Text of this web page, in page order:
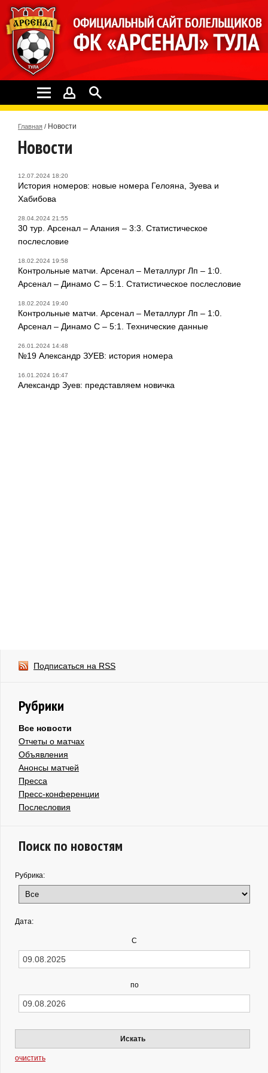
Главная / Новости
Новости
12.07.2024 18:20
История номеров: новые номера Гелояна, Зуева и
Хабибова
28.04.2024 21:55
30 тур. Арсенал – Алания – 3:3. Статистическое
послесловие
18.02.2024 19:58
Контрольные матчи. Арсенал – Металлург Лп – 1:0.
Арсенал – Динамо С – 5:1. Статистическое послесловие
18.02.2024 19:40
Контрольные матчи. Арсенал – Металлург Лп – 1:0.
Арсенал – Динамо С – 5:1. Технические данные
26.01.2024 14:48
№19 Александр ЗУЕВ: история номера
16.01.2024 16:47
Александр Зуев: представляем новичка
Подписаться на RSS
Рубрики
Все новости
Отчеты о матчах
Объявления
Анонсы матчей
Пресса
Пресс-конференции
Послесловия
Поиск по новостям
Рубрика:
Дата:
С
по
Искать
очистить